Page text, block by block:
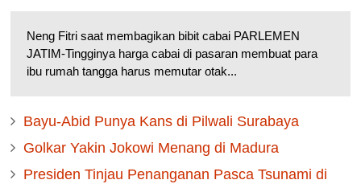
Neng Fitri saat membagikan bibit cabai PARLEMEN
JATIM-Tingginya harga cabai di pasaran membuat para
ibu rumah tangga harus memutar otak...
Bayu-Abid Punya Kans di Pilwali Surabaya
Golkar Yakin Jokowi Menang di Madura
Presiden Tinjau Penanganan Pasca Tsunami di